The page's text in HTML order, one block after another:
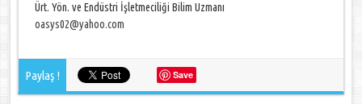
Ürt. Yön. ve Endüstri İşletmeciliği Bilim Uzmanı
oasys02@yahoo.com
Paylaş ! Save